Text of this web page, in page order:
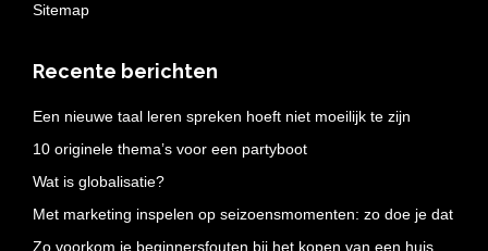
Sitemap
Recente berichten
Een nieuwe taal leren spreken hoeft niet moeilijk te zijn
10 originele thema’s voor een partyboot
Wat is globalisatie?
Met marketing inspelen op seizoensmomenten: zo doe je dat
Zo voorkom je beginnersfouten bij het kopen van een huis